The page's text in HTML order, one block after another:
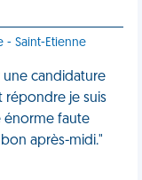
- Saint-Etienne
une candidature
répondre je suis
énorme faute
après-midi."